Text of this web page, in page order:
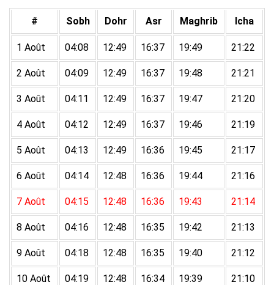
# Sobh Dohr Asr Maghrib Icha
1 Août 04:08 12:49 16:37 19:49 21:22
2 Août 04:09 12:49 16:37 19:48 21:21
3 Août 04:11 12:49 16:37 19:47 21:20
4 Août 04:12 12:49 16:37 19:46 21:19
5 Août 04:13 12:49 16:36 19:45 21:17
6 Août 04:14 12:48 16:36 19:44 21:16
7 Août 04:15 12:48 16:36 19:43 21:14
8 Août 04:16 12:48 16:35 19:42 21:13
9 Août 04:18 12:48 16:35 19:40 21:12
10 Août 04:19 12:48 16:34 19:39 21:10